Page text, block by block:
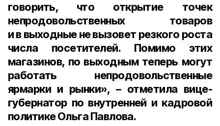
говорить, что открытие точек
непродовольственных товаров
и в выходные не вызовет резкого роста
числа посетителей. Помимо этих
магазинов, по выходным теперь могут
работать непродовольственные
ярмарки и рынки», – отметила вице-
губернатор по внутренней и кадровой
политике Ольга Павлова.